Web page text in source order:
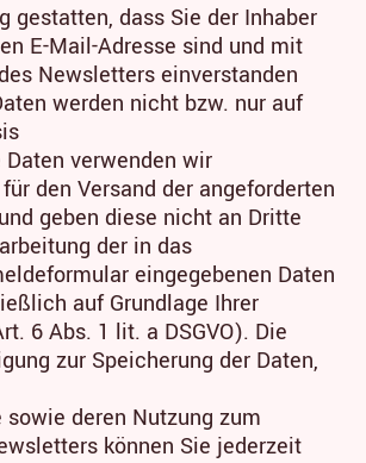
gestatten, dass Sie der Inhaber
E-Mail-Adresse sind und mit
Newsletters einverstanden
werden nicht bzw. nur auf
verwenden wir
den Versand der angeforderten
geben diese nicht an Dritte
der in das
eingegebenen Daten
auf Grundlage Ihrer
6 Abs. 1 lit. a DSGVO). Die
zur Speicherung der Daten,
sowie deren Nutzung zum
können Sie jederzeit